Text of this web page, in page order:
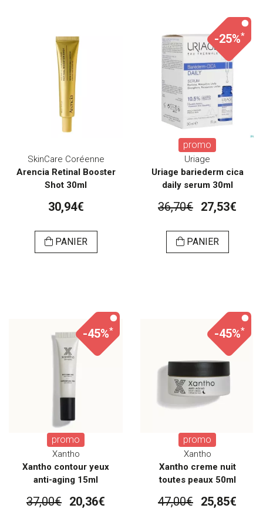
SkinCare Coréenne
Arencia Retinal Booster
Shot 30ml
30,94€
PANIER
-25%*
promo
Uriage
Uriage bariederm cica
daily serum 30ml
36,70€ 27,53€
PANIER
-45%*
promo
Xantho
Xantho contour yeux
anti-aging 15ml
37,00€ 20,36€
-45%*
promo
Xantho
Xantho creme nuit
toutes peaux 50ml
47,00€ 25,85€